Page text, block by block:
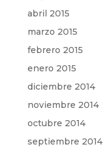
abril 2015
marzo 2015
febrero 2015
enero 2015
diciembre 2014
noviembre 2014
octubre 2014
septiembre 2014